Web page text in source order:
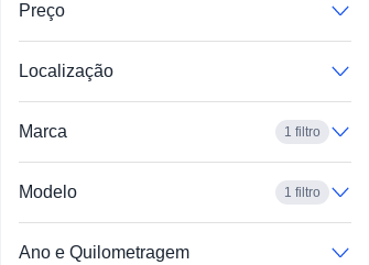
Busque por versão
Busque por ano
Preço
Localização
Marca 1 filtro
Modelo 1 filtro
Ano e Quilometragem